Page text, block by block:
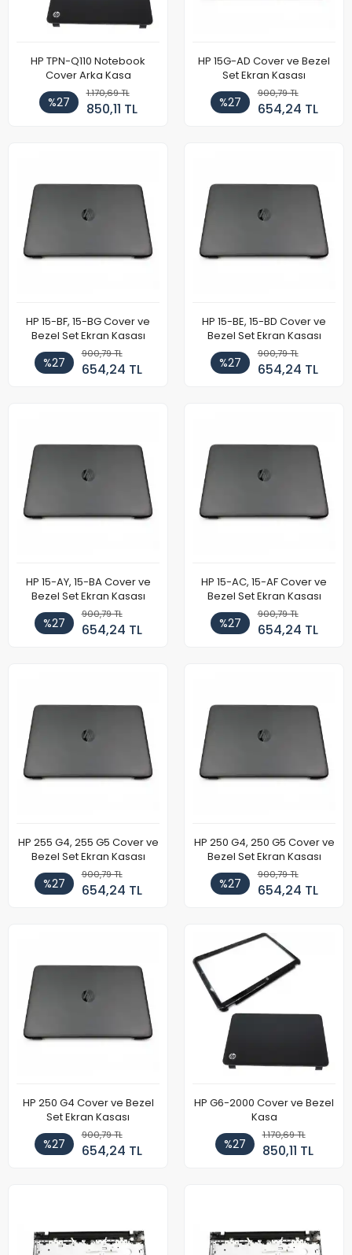
HP TPN-Q110 Notebook
Cover Arka Kasa
%27
1.170,69 TL
850,11 TL
HP 15G-AD Cover ve Bezel
Set Ekran Kasası
%27
900,79 TL
654,24 TL
HP 15-BF, 15-BG Cover ve
Bezel Set Ekran Kasası
%27
900,79 TL
654,24 TL
HP 15-BE, 15-BD Cover ve
Bezel Set Ekran Kasası
%27
900,79 TL
654,24 TL
HP 15-AY, 15-BA Cover ve
Bezel Set Ekran Kasası
%27
900,79 TL
654,24 TL
HP 15-AC, 15-AF Cover ve
Bezel Set Ekran Kasası
%27
900,79 TL
654,24 TL
HP 255 G4, 255 G5 Cover ve
Bezel Set Ekran Kasası
%27
900,79 TL
654,24 TL
HP 250 G4, 250 G5 Cover ve
Bezel Set Ekran Kasası
%27
900,79 TL
654,24 TL
HP 250 G4 Cover ve Bezel
Set Ekran Kasası
%27
900,79 TL
654,24 TL
HP G6-2000 Cover ve Bezel
Kasa
%27
1.170,69 TL
850,11 TL